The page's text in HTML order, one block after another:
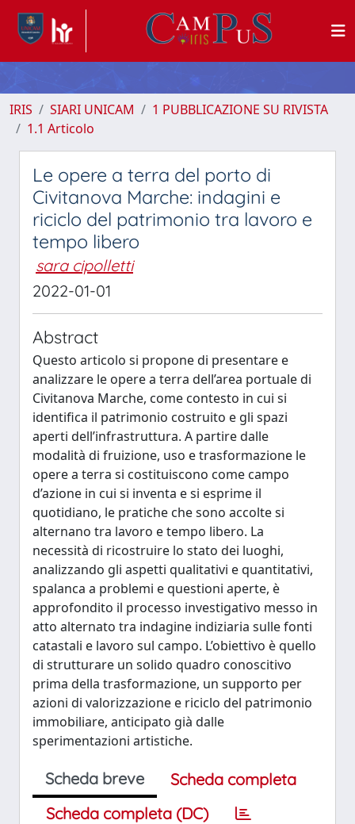
IRIS SIARI UNICAM
1 PUBBLICAZIONE SU RIVISTA
1.1 Articolo
Le opere a terra del porto di
Civitanova Marche: indagini e
riciclo del patrimonio tra lavoro e
tempo libero
sara cipolletti
2022-01-01
Abstract
Questo articolo si propone di presentare e
analizzare le opere a terra dell’area portuale di
Civitanova Marche, come contesto in cui si
identifica il patrimonio costruito e gli spazi
aperti dell’infrastruttura. A partire dalle
modalità di fruizione, uso e trasformazione le
opere a terra si costituiscono come campo
d’azione in cui si inventa e si esprime il
quotidiano, le pratiche che sono accolte si
alternano tra lavoro e tempo libero. La
necessità di ricostruire lo stato dei luoghi,
analizzando gli aspetti qualitativi e quantitativi,
spalanca a problemi e questioni aperte, è
approfondito il processo investigativo messo in
atto alternato tra indagine indiziaria sulle fonti
catastali e lavoro sul campo. L’obiettivo è quello
di strutturare un solido quadro conoscitivo
prima della trasformazione, un supporto per
azioni di valorizzazione e riciclo del patrimonio
immobiliare, anticipato già dalle
sperimentazioni artistiche.
Scheda breve
Scheda completa
Scheda completa (DC)